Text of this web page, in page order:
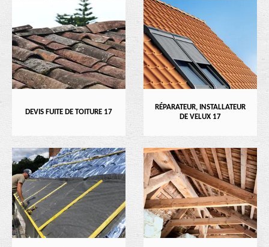
DEVIS FUITE DE TOITURE 17
RÉPARATEUR, INSTALLATEUR
DE VELUX 17